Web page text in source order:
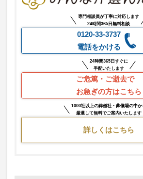
専門相談員が丁寧に対応します
24時間365日無料相談
0120-33-3737
電話をかける
24時間365日すぐに
手配いたします
ご危篤・ご逝去で
お急ぎの方はこちら
1000社以上の葬儀社・葬儀場の中か
厳選して無料でご案内いたします
詳しくはこちら